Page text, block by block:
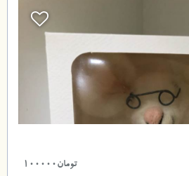
تومان100000